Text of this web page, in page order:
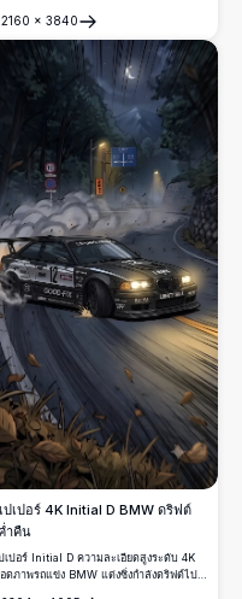
ด่น ไฟหน้าที่ส่องสว่าง ตัวอักษรภาษาญี่ปุ่น
นถนนที่เปี่ยมด้วยพลัง ร่วมกันสร้างพื้นหลัง
นต์ที่สะดุดตาสำหรับโทรศัพท์และเดสก์ท็อป
2160 × 3840
ปเปอร์ 4K Initial D BMW ดริฟต์
ำคืน
เปอร์ Initial D ความละเอียดสูงระดับ 4K
ดภาพรถแข่ง BMW แต่งซิ่งกำลังดริฟต์ไป